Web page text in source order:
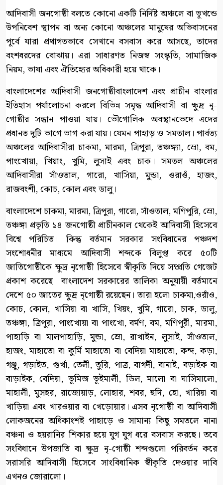
আদিবাসী জনগোষ্ঠী বলতে কোনো একটি নির্দিষ্ট অঞ্চলে বা ভূখন্ডে
উপনিবেশ স্থাপন বা অন্য কোনো অঞ্চলের মানুষের অভিবাসনের
পূর্বে যারা প্রথাগতভাবে সেখানে বসবাস করে আসছে, তাদের
বংশধরদের বোঝায়। এরা সাধারণত নিজস্ব সংস্কৃতি, সামাজিক
নিয়ম, ভাষা এবং ঐতিহ্যের অধিকারী হয়ে থাকে।
বাংলাদেশের আদিবাসী জনগোষ্ঠীবাংলাদেশ এবং প্রাচীন বাংলার
ইতিহাস পর্যালোচনা করলে বিভিন্ন সমৃদ্ধ আদিবাসী বা ক্ষুদ্র নৃ-
গোষ্ঠীর সন্ধান পাওয়া যায়। ভৌগোলিক অবস্থানভেদে এদের
প্রধানত দুটি ভাগে ভাগ করা যায়। যেমন পাহাড় ও সমতাল। পার্বত্য
অঞ্চলের আদিবাসীরা চাকমা, মারমা, ত্রিপুরা, তঞ্চঙ্গ্যা, ম্রো, বম,
পাংখোয়া, খিয়াং, খুমি, লুসাই এবং চাক। সমতল অঞ্চলের
আদিবাসীরা সাঁওতাল, গারো, খাসিয়া, মুন্ডা, ওরাওঁ, হাজং,
রাজবংশী, কোচ, কোল এবং ডালু।
বাংলাদেশে চাকমা, মারমা, ত্রিপুরা, গারো, সাঁওতাল, মণিপুরি, ম্রো,
তঞ্চঙ্গা প্রভৃতি ১৪ জনগোষ্ঠী প্রাচীনকাল থেকেই আদিবাসী হিসেবে
বিশ্বে পরিচিত। কিন্তু বর্তমান সরকার সংবিধানের পঞ্চদশ
সংশোধনীর মাধ্যমে আদিবাসী শব্দকে বিলুপ্ত করে ৫০টি
জাতিগোষ্ঠীকে ক্ষুদ্র নৃগোষ্ঠী হিসেবে স্বীকৃতি দিয়ে সম্প্রতি গেজেট
প্রকাশ করেছে। বাংলাদেশ সরকারের তালিকা অনুযায়ী বর্তমানে
দেশে ৫০ জাতের ক্ষুদ্র নৃগোষ্ঠী রয়েছেন। তারা হলো চাকমা,ওরাঁও,
কোচ, কোল, খাসিয়া বা খাসি, খিয়ং, খুমি, গারো, চাক, ডালু,
তঞ্চঙ্গা, ত্রিপুরা, পাংখোয়া বা পাংখো, বর্মণ, বম, মণিপুরী, মারমা,
পাহাড়ি বা মালপাহাড়ি, মুন্ডা, ম্রো, রাখাইন, লুসাই, সাঁওতাল,
হাজং, মাহাতো বা কুর্মি মাহাতো বা বেদিয়া মাহাতো, কন্দ, কড়া,
গঞ্জু, গড়াইত, গুর্খা, তেলী, তুরি, পাত্র, বাগদী, বানাই, বড়াইক বা
বাড়াইক, বেদিয়া, ভূমিজ ভূইমালী, ডিল, মালো বা ঘাসিমালো,
মাহালী, মুসহর, রাজোয়াড়, লোহার, শবর, হুদি, হো, খারিয়া বা
খাড়িয়া এবং খারওয়ার বা খেড়োয়ার। এসব নৃগোষ্ঠী বা আদিবাসী
লোকজনের অধিকাংশই পাহাড়ে ও সামান্য কিছু সমতলে নানা
বঞ্চনা ও হয়রানির শিকার হয়ে যুগ যুগ ধরে বসবাস করছে। তবে
সংবিধানে উপজাতি বা ক্ষুদ্র নৃ-গোষ্ঠী শব্দগুলো পরিবর্তন করে
সরাসরি আদিবাসী হিসেবে সাংবিধানিক স্বীকৃতি দেওয়ার দাবি
এখনও জোরালো।